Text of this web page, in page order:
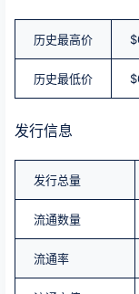
历史最高价
历史最低价
发行信息
发行总量
流通数量
流通率